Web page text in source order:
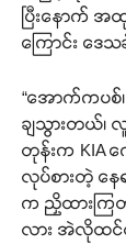
ပြီးနောက်
ကြောင်း ဒေ
“အောက်ကပစ်
ချသွားတယ်၊
တုန်းက KIA
လုပ်စားတဲ့ န
က ညှိထားကြ
လား အဲလိုထင်